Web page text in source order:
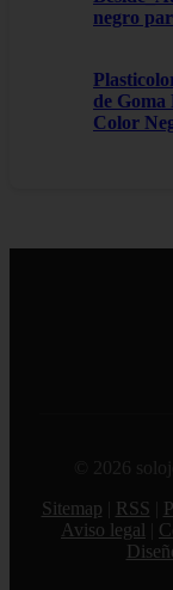
negro
de Goma
Color
© 2026
Sitemap
RSS
Aviso legal